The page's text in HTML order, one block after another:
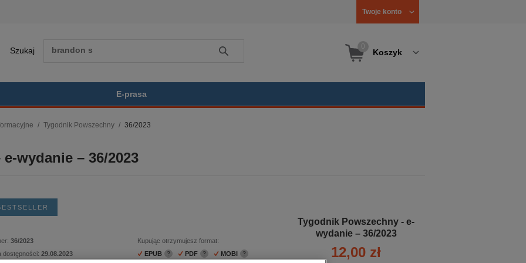
Twoje konto
Szukaj Szukaj Koszyk
E-prasa
psychologiczne
historia
zdrowie
Tygodnik Powszechny 36/2023
wydanie – 36/2023
36/2023
dostępności: 29.08.2023
Kupując otrzymujesz format:
EPUB
PDF MOBI
Tygodnik Powszechny - e-
wydanie – 36/2023
12,00 zł